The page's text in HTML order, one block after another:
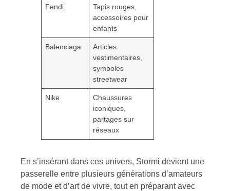
Fendi
Tapis rouges,
accessoires pour
enfants
Balenciaga
Articles
vestimentaires,
symboles
streetwear
Nike
Chaussures
iconiques,
partages sur
réseaux
En s’insérant dans ces univers, Stormi devient une
passerelle entre plusieurs générations d’amateurs
de mode et d’art de vivre, tout en préparant avec